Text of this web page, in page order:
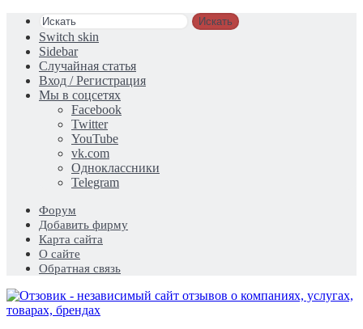
Искать
Switch skin
Sidebar
Случайная статья
Вход / Регистрация
Мы в соцсетях
Facebook
Twitter
YouTube
vk.com
Одноклассники
Telegram
Форум
Добавить фирму
Карта сайта
О сайте
Обратная связь